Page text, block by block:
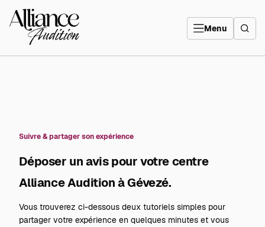
directement
contenu
Menu
Suivre & partager son expérience
Déposer un avis pour votre centre
Alliance Audition à Gévezé.
Vous trouverez ci-dessous deux tutoriels simples pour
partager votre expérience en quelques minutes et vous